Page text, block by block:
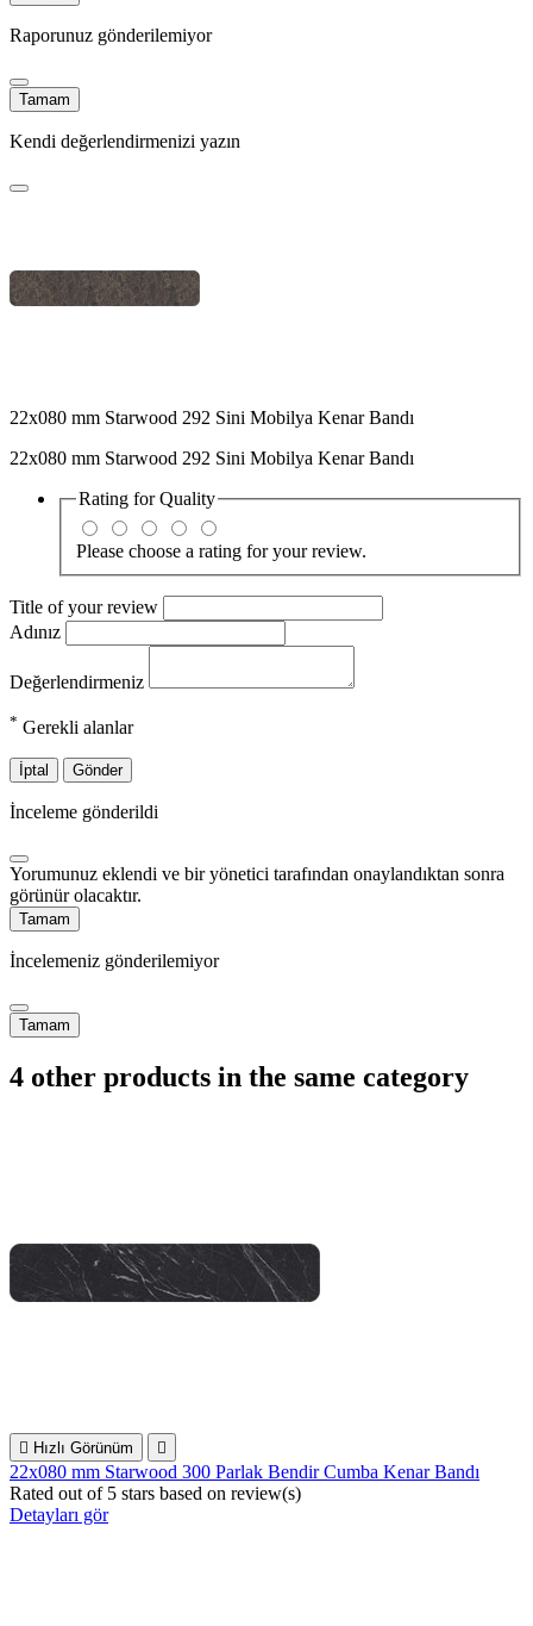
Raporunuz gönderilemiyor
Tamam
Kendi değerlendirmenizi yazın
22x080 mm Starwood 292 Sini Mobilya Kenar Bandı
22x080 mm Starwood 292 Sini Mobilya Kenar Bandı
Rating forQuality
Please choose a rating for your review.
Title of your review
Adınız
Değerlendirmeniz
* Gerekli alanlar
İptal Gönder
İnceleme gönderildi
Yorumunuz eklendi ve bir yönetici tarafından onaylandıktan sonra
görünür olacaktır.
Tamam
İncelemeniz gönderilemiyor
Tamam
4 other products in the same category
 Hızlı Görünüm 
22x080 mm Starwood 300 Parlak Bendir Cumba Kenar Bandı
Rated out of 5 stars based on review(s)
Detayları gör